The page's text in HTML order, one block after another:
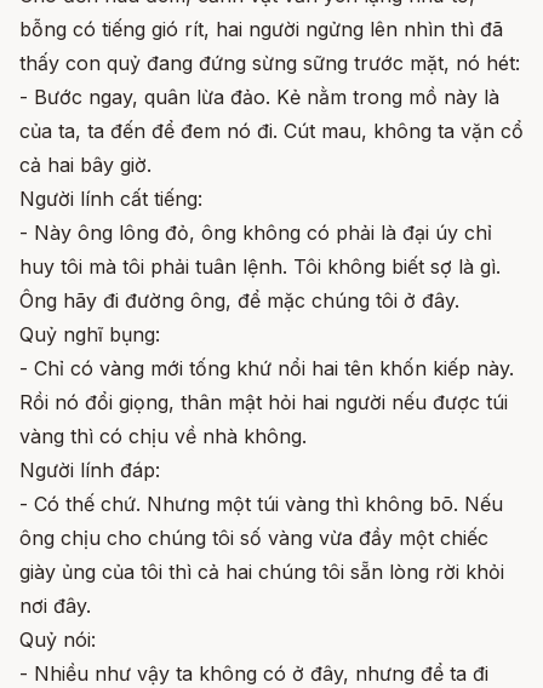
bỗng có tiếng gió rít, hai người ngửng lên nhìn thì đã
thấy con quỷ đang đứng sừng sững trước mặt, nó hét:
- Bước ngay, quân lừa đảo. Kẻ nằm trong mồ này là
của ta, ta đến để đem nó đi. Cút mau, không ta vặn cổ
cả hai bây giờ.
Người lính cất tiếng:
- Này ông lông đỏ, ông không có phải là đại úy chỉ
huy tôi mà tôi phải tuân lệnh. Tôi không biết sợ là gì.
Ông hãy đi đường ông, để mặc chúng tôi ở đây.
Quỷ nghĩ bụng:
- Chỉ có vàng mới tống khứ nổi hai tên khốn kiếp này.
Rồi nó đổi giọng, thân mật hỏi hai người nếu được túi
vàng thì có chịu về nhà không.
Người lính đáp:
- Có thế chứ. Nhưng một túi vàng thì không bõ. Nếu
ông chịu cho chúng tôi số vàng vừa đầy một chiếc
giày ủng của tôi thì cả hai chúng tôi sẵn lòng rời khỏi
nơi đây.
Quỷ nói:
- Nhiều như vậy ta không có ở đây, nhưng để ta đi